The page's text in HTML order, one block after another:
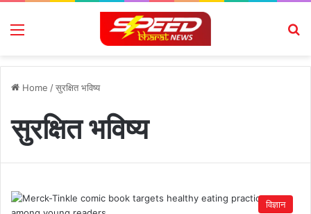
Menu
Home /सुरक्षित भविष्य
सुरक्षित भविष्य
विज्ञान